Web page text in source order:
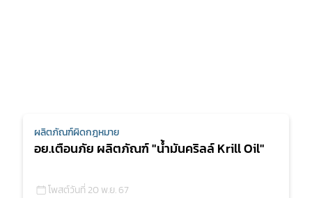
ผลิตภัณฑ์ผิดกฎหมาย
อย.เตือนภัย ผลิตภัณฑ์ "น้ำมันคริลล์ Krill Oil"
โพสต์วันที่ 20 พ.ย. 67